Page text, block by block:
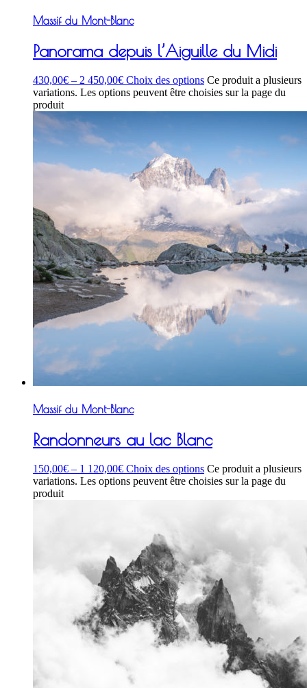
Massif du Mont-Blanc
Panorama depuis l’Aiguille du Midi
430,00€ – 2 450,00€ Choix des options Ce produit a plusieurs
variations. Les options peuvent être choisies sur la page du
produit
Massif du Mont-Blanc
Randonneurs au lac Blanc
150,00€ – 1 120,00€ Choix des options Ce produit a plusieurs
variations. Les options peuvent être choisies sur la page du
produit